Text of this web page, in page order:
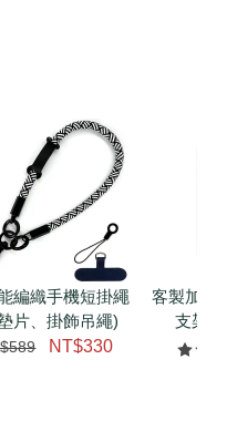
加入購物車
多
編織手機短掛繩
片、掛飾吊繩)
NT$330
客製加購
支架 腕